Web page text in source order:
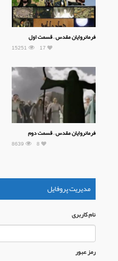
فرمانروایان مقدس – قسمت اول
15251 17
فرمانروایان مقدس – قسمت دوم
8639 8
مدیریت پروفایل
نام كاربری
رمز عبور